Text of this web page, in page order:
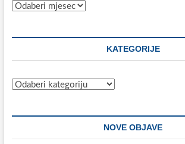
Sve
KATEGORIJE
Kategorije
NOVE OBJAVE